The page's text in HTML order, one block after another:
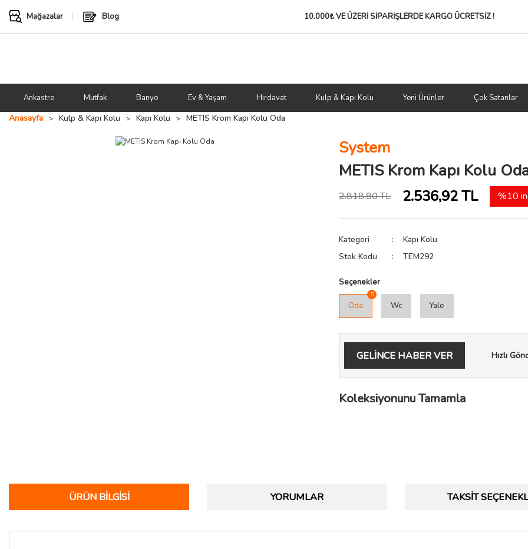
Mağazalar Blog 10.000₺ VE ÜZERİ SİPARİŞLERDEKARGO ÜCRETSİZ !
Ankastre Mutfak Banyo Ev & Yaşam Hırdavat Kulp & Kapı Kolu Yeni Ürünler Çok Satanlar
Anasayfa
Kulp & Kapı Kolu Kapı Kolu METIS Krom Kapı Kolu Oda
System
METIS Krom Kapı Kolu
2.818,80 TL 2.536,92 TL %10
Kategori
Kapı Kolu
Stok Kodu
TEM292
Seçenekler
Oda Wc Yale
GELİNCE HABER VER Hızlı
Koleksiyonunu Tamamla
System
ÜRÜN BILGISI YORUMLAR TAKSIT